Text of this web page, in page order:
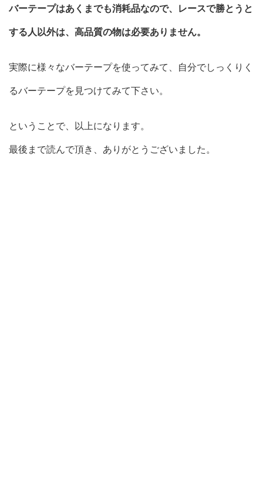
バーテープはあくまでも消耗品なので、レースで勝とうと
する人以外は、高品質の物は必要ありません。
実際に様々なバーテープを使ってみて、自分でしっくりく
るバーテープを見つけてみて下さい。
ということで、以上になります。
最後まで読んで頂き、ありがとうございました。